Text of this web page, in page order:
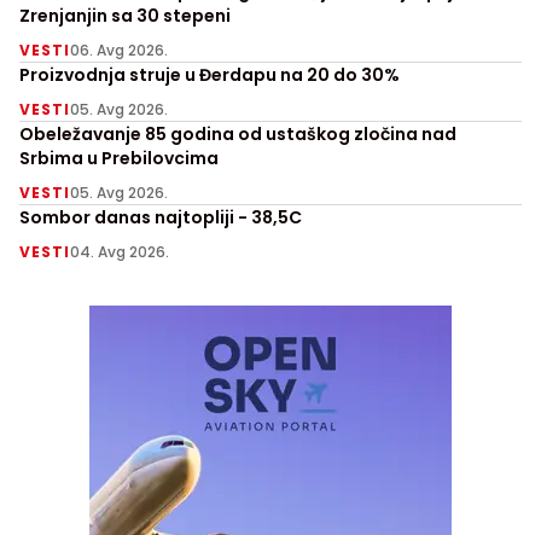
Zrenjanjin sa 30 stepeni
VESTI06. Avg 2026.
Proizvodnja struje u Đerdapu na 20 do 30%
VESTI05. Avg 2026.
Obeležavanje 85 godina od ustaškog zločina nad
Srbima u Prebilovcima
VESTI05. Avg 2026.
Sombor danas najtopliji - 38,5C
VESTI04. Avg 2026.